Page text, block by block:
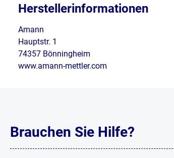
Herstellerinformationen
Amann
Hauptstr. 1
74357 Bönningheim
www.amann-mettler.com
Brauchen Sie Hilfe?